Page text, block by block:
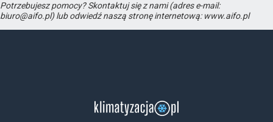
Potrzebujesz pomocy? Skontaktuj się z nami (adres e-mail:
biuro@aifo.pl) lub odwiedź naszą stronę internetową: www.aifo.pl